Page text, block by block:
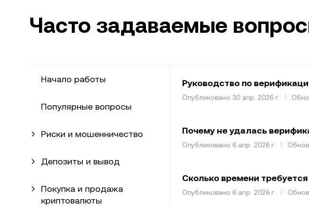
Часто задаваемые
Начало работы
Популярные вопросы
Риски и мошенничество
Депозиты и вывод
Покупка и продажа
криптовалюты
Руководство по
Опубликовано 30 апр. 2026 г.
Почему не удалась
Опубликовано 6 апр. 2026 г.
Сколько времени
Опубликовано 6 апр. 2026 г.